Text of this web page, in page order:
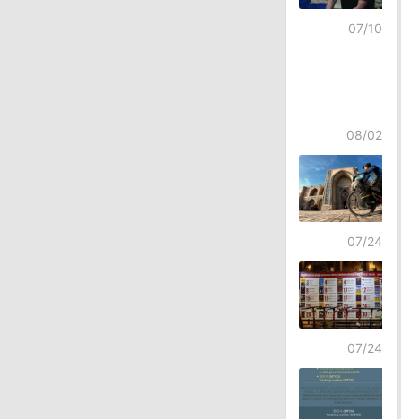
07/10
08/02
07/24
07/24